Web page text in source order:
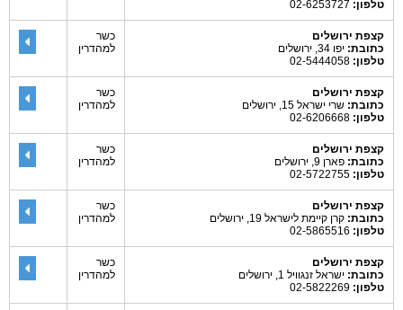
טלפון:
קצפת ירושלים
כתובת: יפו 34, ירושלים
טלפון:
כשר
למהדרין
קצפת ירושלים
כתובת: שרי ישראל 15, ירושלים
טלפון:
כשר
למהדרין
קצפת ירושלים
כתובת: פארן 9, ירושלים
טלפון:
כשר
למהדרין
קצפת ירושלים
כתובת: קרן קיימת לישראל 19, ירושלים
טלפון:
כשר
למהדרין
קצפת ירושלים
כתובת: ישראל זנגוויל 1, ירושלים
טלפון:
כשר
למהדרין